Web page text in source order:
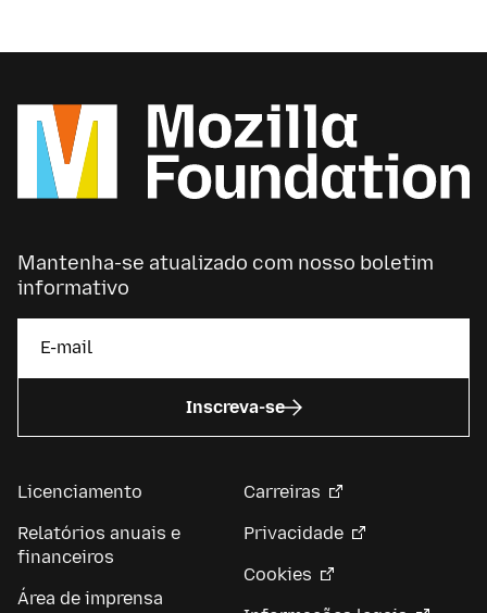
Mantenha-se atualizado com nosso boletim
informativo
Inscreva-se
Licenciamento
Relatórios anuais e
financeiros
Área de imprensa
Carreiras
Privacidade
Cookies